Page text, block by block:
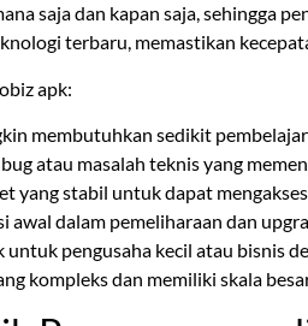
saja dan kapan saja, sehingga
terbaru, memastikan
apk:
membutuhkan sedikit
atau masalah teknis yang
yang stabil untuk dapat
awal dalam pemeliharaan dan
pengusaha kecil atau bisnis
kompleks dan memiliki skala